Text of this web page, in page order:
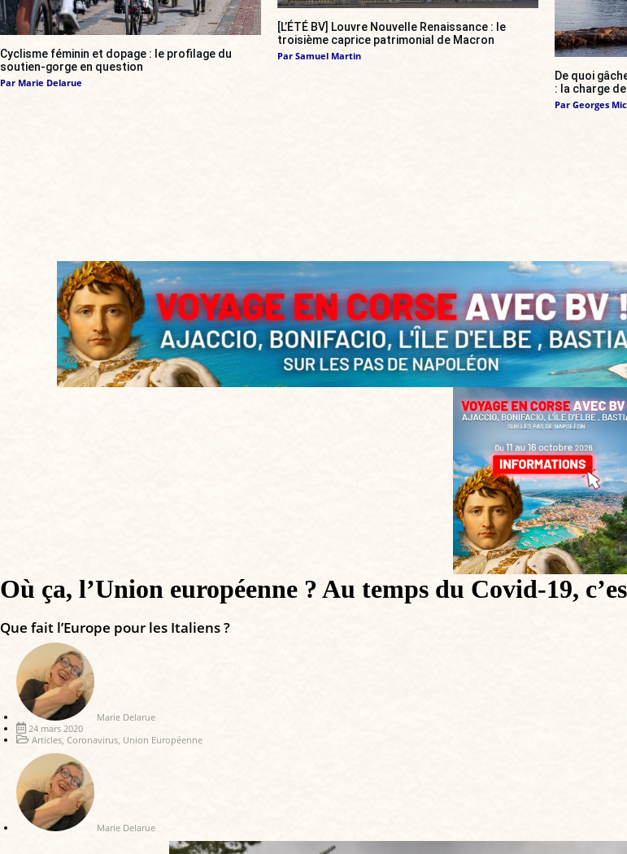
Cyclisme féminin et dopage : le profilage du
soutien-gorge en question
Par Marie Delarue
[L’ÉTÉ BV] Louvre Nouvelle Renaissance : le
troisième caprice patrimonial de Macron
Par Samuel Martin
De quoi
: la charge
Par Georges
Où ça, l’Union européenne ? Au temps du Covid-19,
Que fait l’Europe pour les Italiens ?
Marie Delarue
24 mars 2020
Articles, Coronavirus, Union Européenne
Marie Delarue